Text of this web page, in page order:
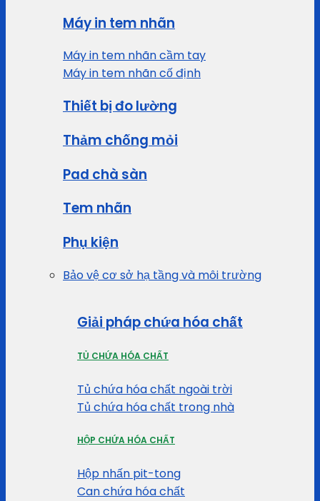
Máy in tem nhãn
Máy in tem nhãn cầm tay
Máy in tem nhãn cố định
Thiết bị đo lường
Thảm chống mỏi
Pad chà sàn
Tem nhãn
Phụ kiện
Bảo vệ cơ sở hạ tầng và môi trường
Giải pháp chứa hóa chất
TỦ CHỨA HÓA CHẤT
Tủ chứa hóa chất ngoài trời
Tủ chứa hóa chất trong nhà
HỘP CHỨA HÓA CHẤT
Hộp nhấn pit-tong
Can chứa hóa chất